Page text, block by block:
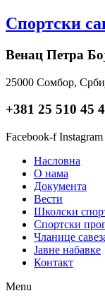
Skip
to
Спортски
Венац Петра
25000 Сомбор,
+381 25 510 45
Facebook-f Instagram
Насловна
О нама
Документа
Вести
Школски
Спортски
Чланице
Јавне набавке
Контакт
Menu